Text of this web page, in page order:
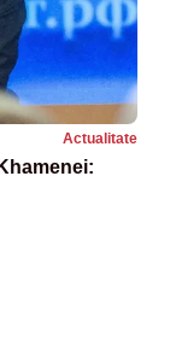
Actualitate